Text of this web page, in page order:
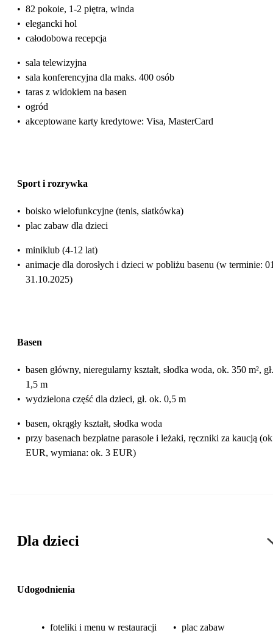
• 82 pokoie, 1-2 piętra, winda
• elegancki hol
• całodobowa recepcja
• sala telewizyjna
• sala konferencyjna dla maks. 400 osób
• taras z widokiem na basen
• ogród
• akceptowane karty kredytowe: Visa, MasterCard
Sport i rozrywka
• boisko wielofunkcyjne (tenis, siatkówka)
• plac zabaw dla dzieci
• miniklub (4-12 lat)
• animacje dla dorosłych i dzieci w pobliżu basenu (w terminie:
31.10.2025)
Basen
• basen główny, nieregularny kształt, słodka woda, ok. 350 m²,
1,5 m
• wydzielona część dla dzieci, gł. ok. 0,5 m
• basen, okrągły kształt, słodka woda
• przy basenach bezpłatne parasole i leżaki, ręczniki za kaucją
EUR, wymiana: ok. 3 EUR)
Dla dzieci
Udogodnienia
• foteliki i menu w restauracji
• plac zabaw